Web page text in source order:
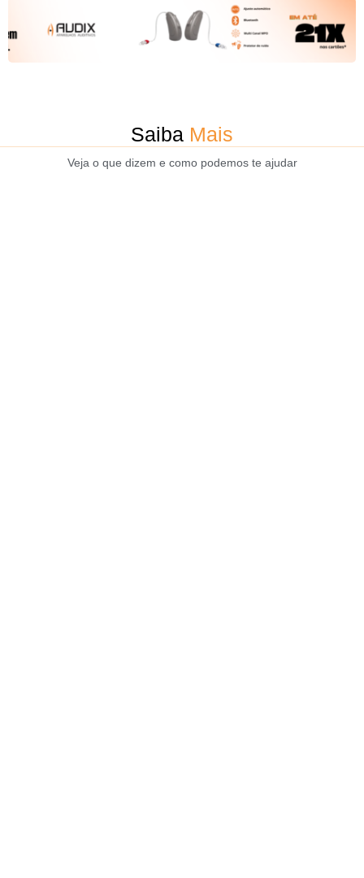
Saiba Mais
Veja o que dizem e como podemos te ajudar